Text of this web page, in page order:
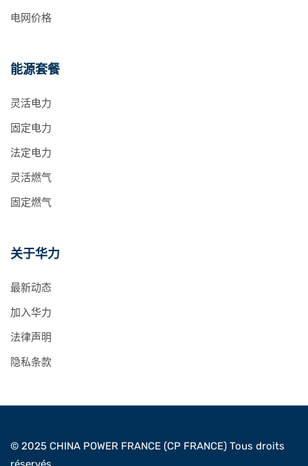
电网价格
能源套餐
灵活电力
固定电力
法定电力
灵活燃气
固定燃气
关于华力
最新动态
加入华力
法律声明
隐私条款
© 2025 CHINA POWER FRANCE (CP FRANCE) Tous droits